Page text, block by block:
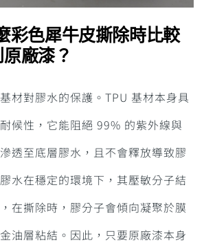
彩色犀牛皮撕除時比較
廠漆？
材對膠水的保護。TPU 基材本身具
候性，它能阻絕 99% 的紫外線與
透至底層膠水，且不會釋放導致膠
水在穩定的環境下，其壓敏分子結
在撕除時，膠分子會傾向凝聚於膜
油層粘結。因此，只要原廠漆本身